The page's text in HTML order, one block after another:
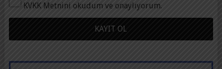
KVKK Metnini okudum ve onaylıyorum.